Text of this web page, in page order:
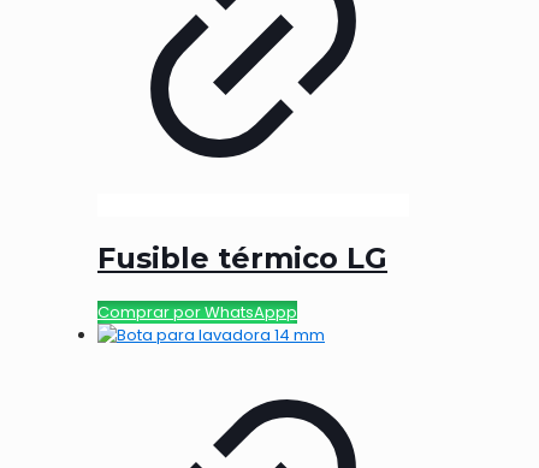
Fusible térmico LG
Comprar por WhatsAppp